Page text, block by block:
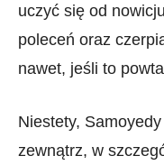
uczyć się od
poleceń oraz
nawet, jeśli to
Niestety,
zewnątrz, w